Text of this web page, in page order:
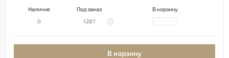
Наличие Под заказ
В корзину
0
1287
В корзину